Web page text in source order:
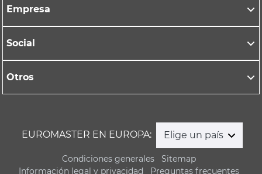
Empresa
Social
Otros
EUROMASTER EN EUROPA: Elige un país
Condiciones generales
Sitemap
Información legal y privacidad
Preguntas frecuentes